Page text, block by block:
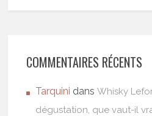
COMMENTAIRES RÉCENTS
Tarquini dansWhisky
dégustation, que vaut-il